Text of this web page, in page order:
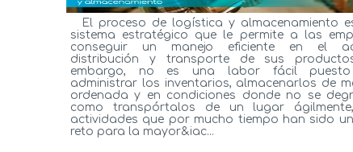
El proceso de logística y almacenamiento
sistema estratégico que le permite a las
conseguir un manejo eficiente en el
distribución y transporte de sus
embargo, no es una labor fácil
administrar los inventarios, almacenarlos de
ordenada y en condiciones donde no se
como transpórtalos de un lugar
actividades que por mucho tiempo han sido
reto para la mayor&iac...